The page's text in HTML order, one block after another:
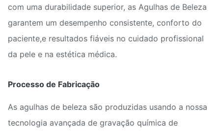
com uma durabilidade superior, as Agulhas de Beleza
garantem um desempenho consistente, conforto do
paciente,e resultados fiáveis no cuidado profissional
da pele e na estética médica.
Processo de Fabricação
As agulhas de beleza são produzidas usando a nossa
tecnologia avançada de gravação química de